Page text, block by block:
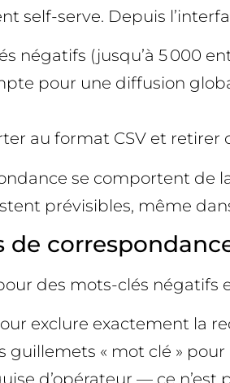
self-serve. Depuis
négatifs (jusqu’à 5 000
pour une diffusion
au format CSV et retirer
se comportent de
prévisibles, même
de
des mots-clés négatifs
exclure exactement la
guillemets « mot clé »